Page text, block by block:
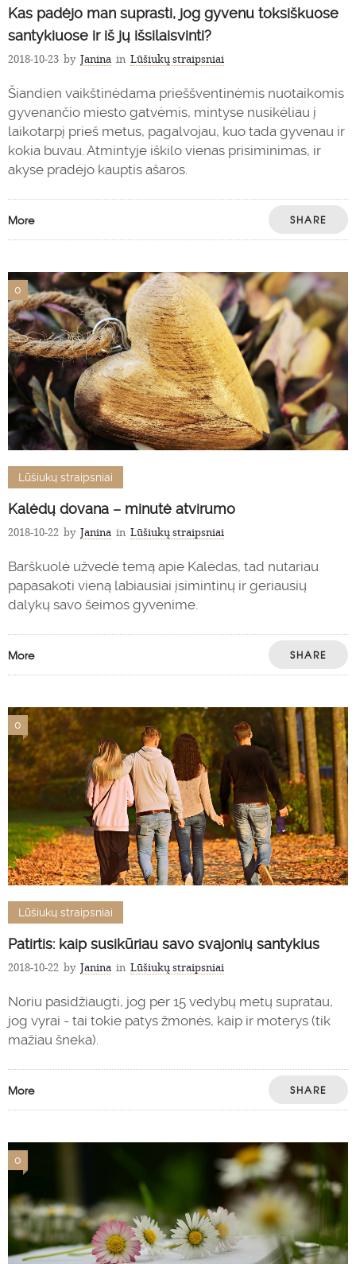
Kas padėjo man suprasti, jog gyvenu toksiškuose
santykiuose ir iš jų išsilaisvinti?
2018-10-23 by Janina in Lūšiukų straipsniai
Šiandien vaikštinėdama prieššventinėmis nuotaikomis
gyvenančio miesto gatvėmis, mintyse nusikėliau į
laikotarpį prieš metus, pagalvojau, kuo tada gyvenau ir
kokia buvau. Atmintyje iškilo vienas prisiminimas, ir
akyse pradėjo kauptis ašaros.
More SHARE
0
Lūšiukų straipsniai
Kalėdų dovana – minutė atvirumo
2018-10-22 by Janina in Lūšiukų straipsniai
Barškuolė užvedė temą apie Kalėdas, tad nutariau
papasakoti vieną labiausiai įsimintinų ir geriausių
dalykų savo šeimos gyvenime.
More SHARE
0
Lūšiukų straipsniai
Patirtis: kaip susikūriau savo svajonių santykius
2018-10-22 by Janina in Lūšiukų straipsniai
Noriu pasidžiaugti, jog per 15 vedybų metų supratau,
jog vyrai - tai tokie patys žmonės, kaip ir moterys (tik
mažiau šneka).
More SHARE
0